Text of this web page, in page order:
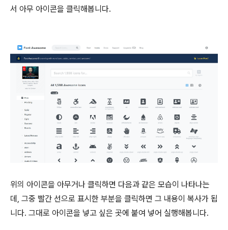
서 아무 아이콘을 클릭해봅니다.
위의 아이콘을 아무거나 클릭하면 다음과 같은 모습이 나타나는
데, 그중 빨간 선으로 표시한 부분을 클릭하면 그 내용이 복사가 됩
니다. 그대로 아이콘을 넣고 싶은 곳에 붙여 넣어 실행해봅니다.